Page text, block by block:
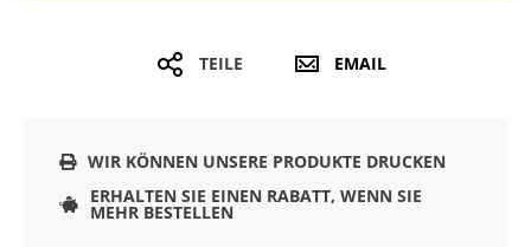
TEILE EMAIL
WIR KÖNNEN UNSERE PRODUKTE DRUCKEN
ERHALTEN SIE EINEN RABATT, WENN SIE
MEHR BESTELLEN